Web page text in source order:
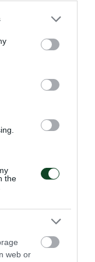
or more Google
You may click to
party tags to
in below Google
the
web or
είχε δύο
Γεωργόπουλο
τον Σύλλογο.